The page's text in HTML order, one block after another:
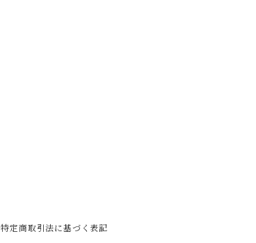
特定商取引法に基づく表記